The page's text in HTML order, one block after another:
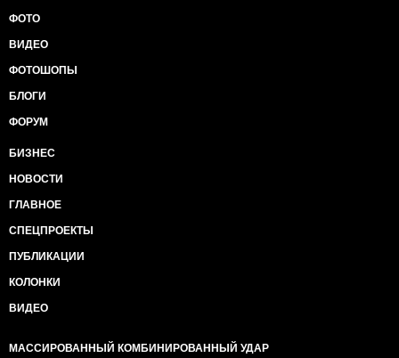
ФОТО
ВИДЕО
ФОТОШОПЫ
БЛОГИ
ФОРУМ
БИЗНЕС
НОВОСТИ
ГЛАВНОЕ
СПЕЦПРОЕКТЫ
ПУБЛИКАЦИИ
КОЛОНКИ
ВИДЕО
МАССИРОВАННЫЙ КОМБИНИРОВАННЫЙ УДАР